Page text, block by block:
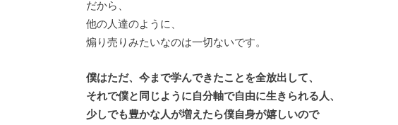
だから、
他の人達のように、
煽り売りみたいなのは一切ないです。
僕はただ、今まで学んできたことを全放出して、
それで僕と同じように自分軸で自由に生きられる人、
少しでも豊かな人が増えたら僕自身が嬉しいので